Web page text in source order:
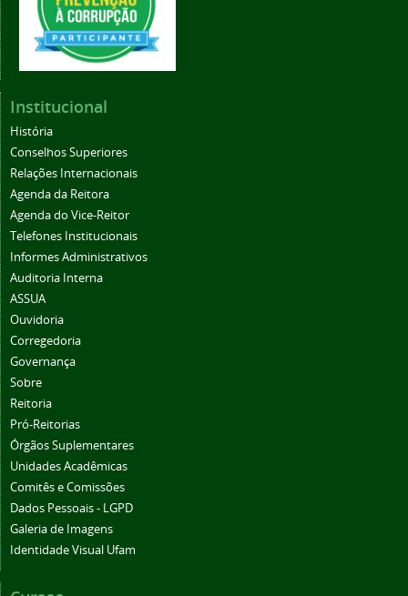
Institucional
História
Conselhos Superiores
Relações Internacionais
Agenda da Reitora
Agenda do Vice-Reitor
Telefones Institucionais
Informes Administrativos
Auditoria Interna
ASSUA
Ouvidoria
Corregedoria
Governança
Sobre
Reitoria
Pró-Reitorias
Órgãos Suplementares
Unidades Acadêmicas
Comitês e Comissões
Dados Pessoais - LGPD
Galeria de Imagens
Identidade Visual Ufam